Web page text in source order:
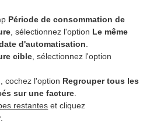
Période de consommation de
, sélectionnez l'option Le même
d'automatisation
cible , sélectionnez l'option
cochez l'option Regrouper tous les
sur une facture
restantes et cliquez
.